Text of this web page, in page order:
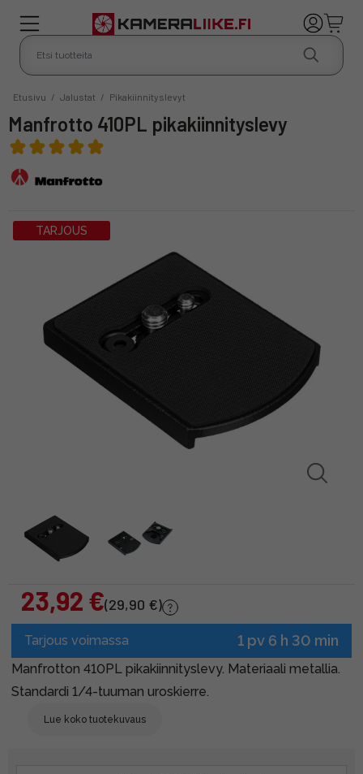
Etusivu / Jalustat / Pikakiinnityslevyt
Manfrotto 410PL pikakiinnityslevy
TARJOUS
23,92 €(29,90 €)
Tarjous voimassa 1 pv 6 h 30 min
Manfrotton 410PL pikakiinnityslevy. Materiaali metallia.
Standardi 1/4-tuuman uroskierre.
Lue koko tuotekuvaus